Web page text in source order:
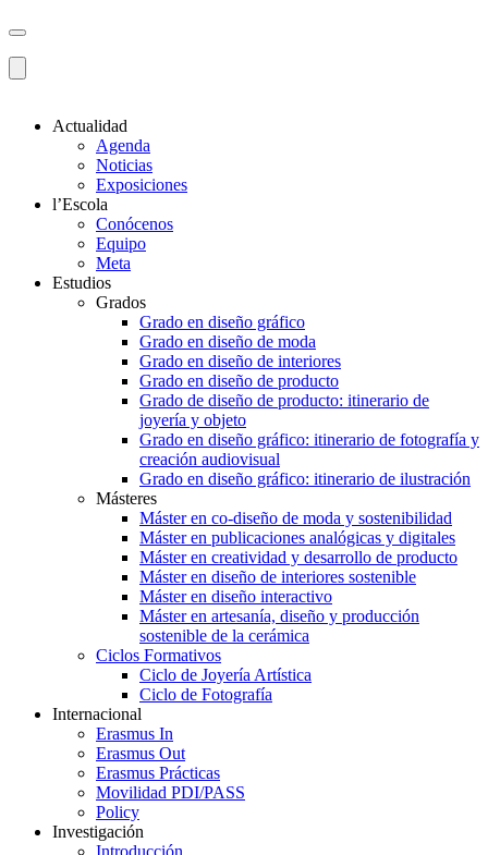
Actualidad
Agenda
Noticias
Exposiciones
l’Escola
Conócenos
Equipo
Meta
Estudios
Grados
Grado en diseño gráfico
Grado en diseño de moda
Grado en diseño de interiores
Grado en diseño de producto
Grado de diseño de producto: itinerario de
joyería y objeto
Grado en diseño gráfico: itinerario de fotografía y
creación audiovisual
Grado en diseño gráfico: itinerario de ilustración
Másteres
Máster en co-diseño de moda y sostenibilidad
Máster en publicaciones analógicas y digitales
Máster en creatividad y desarrollo de producto
Máster en diseño de interiores sostenible
Máster en diseño interactivo
Máster en artesanía, diseño y producción
sostenible de la cerámica
Ciclos Formativos
Ciclo de Joyería Artística
Ciclo de Fotografía
Internacional
Erasmus In
Erasmus Out
Erasmus Prácticas
Movilidad PDI/PASS
Policy
Investigación
Introducción